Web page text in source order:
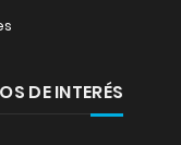
DE INTERÉS